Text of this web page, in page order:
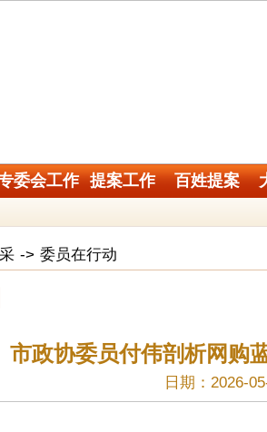
委会工作 提案工作 百姓提案
-> 委员在行动
市政协委员付伟剖析网购
日期：2026-